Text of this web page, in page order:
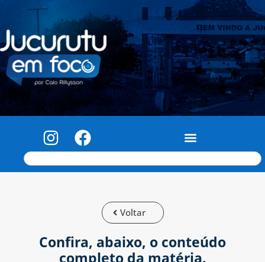
Voltar
Confira, abaixo, o conteúdo
completo da matéria.